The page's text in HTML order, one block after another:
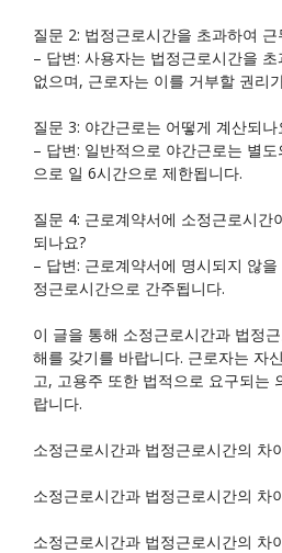
질문 2: 법정근로시간을 초과하여
– 답변: 사용자는 법정근로시간을
없으며, 근로자는 이를 거부할 권리
질문 3: 야간근로는 어떻게 계산되나
– 답변: 일반적으로 야간근로는 별
으로 일 6시간으로 제한됩니다.
질문 4: 근로계약서에 소정근로시간
되나요?
– 답변: 근로계약서에 명시되지 않
정근로시간으로 간주됩니다.
이 글을 통해 소정근로시간과 법정
해를 갖기를 바랍니다. 근로자는 자
고, 고용주 또한 법적으로 요구되는
랍니다.
소정근로시간과 법정근로시간의 차
소정근로시간과 법정근로시간의 차
소정근로시간과 법정근로시간의 차